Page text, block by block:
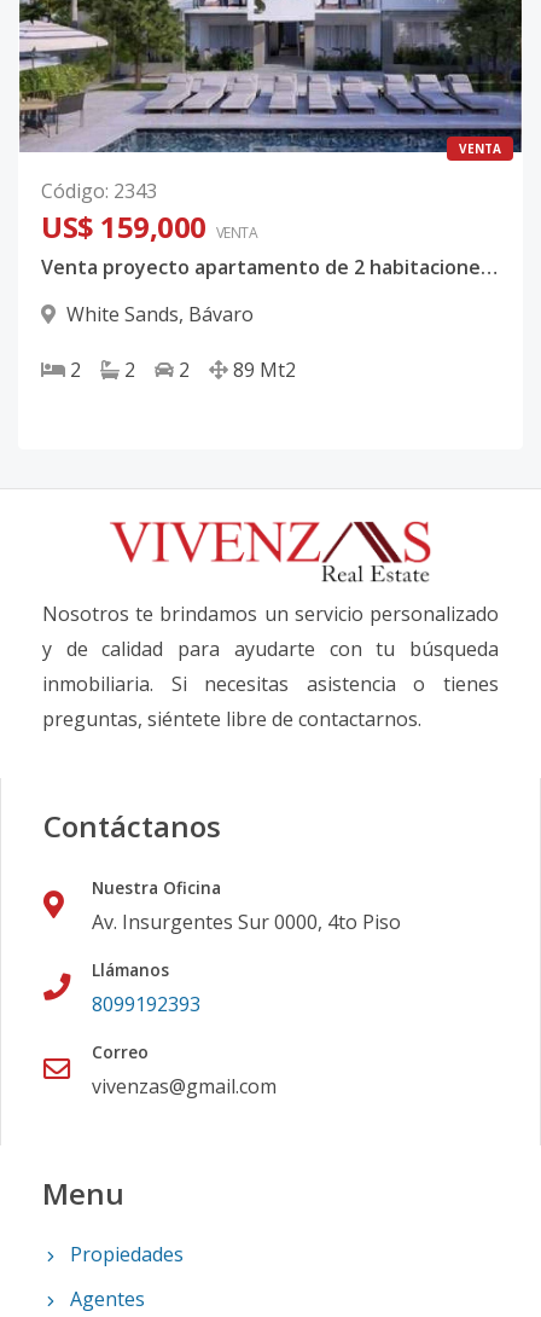
VENTA
Código: 2343
US$ 159,000 VENTA
Venta proyecto apartamento de 2 habitaciones en White Sands, Punta Cana
White Sands, Bávaro
2 2 2 89 Mt2
Nosotros te brindamos un servicio personalizado
y de calidad para ayudarte con tu búsqueda
inmobiliaria. Si necesitas asistencia o tienes
preguntas, siéntete libre de contactarnos.
Contáctanos
Nuestra Oficina
Av. Insurgentes Sur 0000, 4to Piso
Llámanos
8099192393
Correo
vivenzas@gmail.com
Menu
Propiedades
Agentes